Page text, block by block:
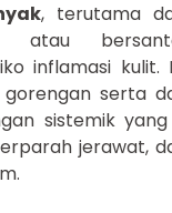
, terutama
atau
inflamasi kulit.
serta
sistemik
jerawat,